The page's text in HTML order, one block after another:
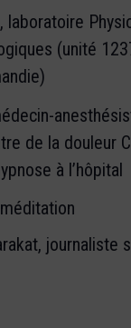
laboratoire
(unité
de la douleur
à l’hôpital
journaliste